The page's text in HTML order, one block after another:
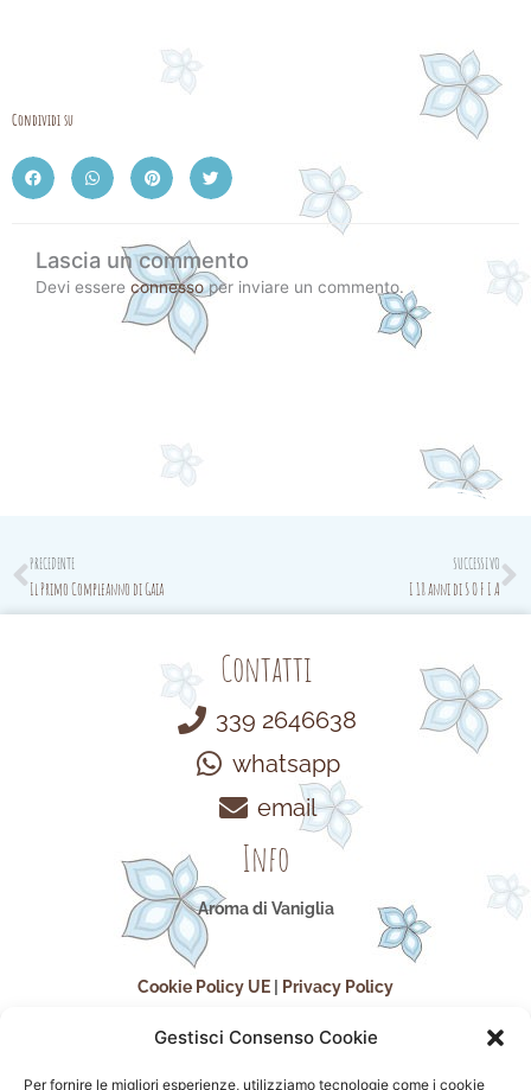
Gestisci Consenso Cookie
Per fornire le migliori esperienze, utilizziamo tecnologie come i cookie
Condividi su
Lascia un commento
Devi essere connessoper inviare un commento.
Prev
PRECEDENTE
Il Primo Compleanno di Gaia
SUCCESSIVO
I 18 anni di S O F I A
Contatti
339 2646638
whatsapp
email
Info
Aroma di Vaniglia
Cookie Policy UE Privacy Policy